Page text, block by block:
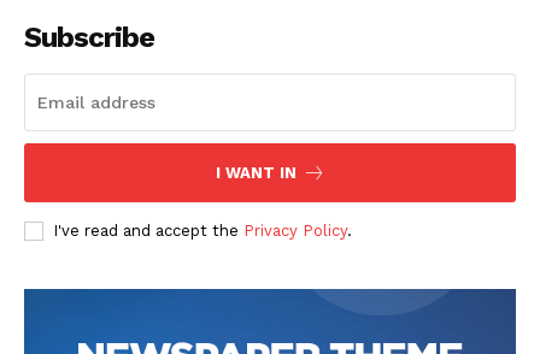
Subscribe
I WANT IN
I've read and accept the Privacy Policy.